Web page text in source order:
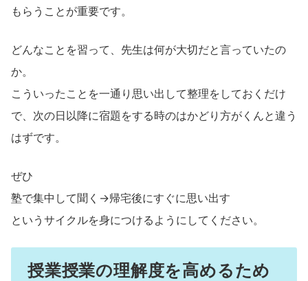
もらうことが重要です。
どんなことを習って、先生は何が大切だと言っていたの
か。
こういったことを一通り思い出して整理をしておくだけ
で、次の日以降に宿題をする時のはかどり方がくんと違う
はずです。
ぜひ
塾で集中して聞く→帰宅後にすぐに思い出す
というサイクルを身につけるようにしてください。
授業授業の理解度を高めるため